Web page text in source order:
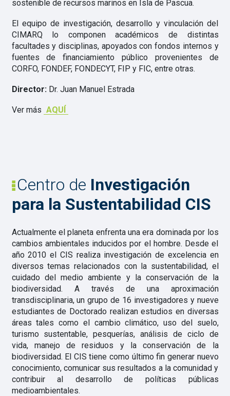
sostenible de recursos marinos en Isla de Pascua.
El equipo de investigación, desarrollo y vinculación del
CIMARQ lo componen académicos de distintas
facultades y disciplinas, apoyados con fondos internos y
fuentes de financiamiento público provenientes de
CORFO, FONDEF, FONDECYT, FIP y FIC, entre otras.
Director: Dr. Juan Manuel Estrada
Ver más AQUÍ
Centro de Investigación
para la Sustentabilidad CIS
Actualmente el planeta enfrenta una era dominada por los
cambios ambientales inducidos por el hombre. Desde el
año 2010 el CIS realiza investigación de excelencia en
diversos temas relacionados con la sustentabilidad, el
cuidado del medio ambiente y la conservación de la
biodiversidad. A través de una aproximación
transdisciplinaria, un grupo de 16 investigadores y nueve
estudiantes de Doctorado realizan estudios en diversas
áreas tales como el cambio climático, uso del suelo,
turismo sustentable, pesquerías, análisis de ciclo de
vida, manejo de residuos y la conservación de la
biodiversidad. El CIS tiene como último fin generar nuevo
conocimiento, comunicar sus resultados a la comunidad y
contribuir al desarrollo de políticas públicas
medioambientales.